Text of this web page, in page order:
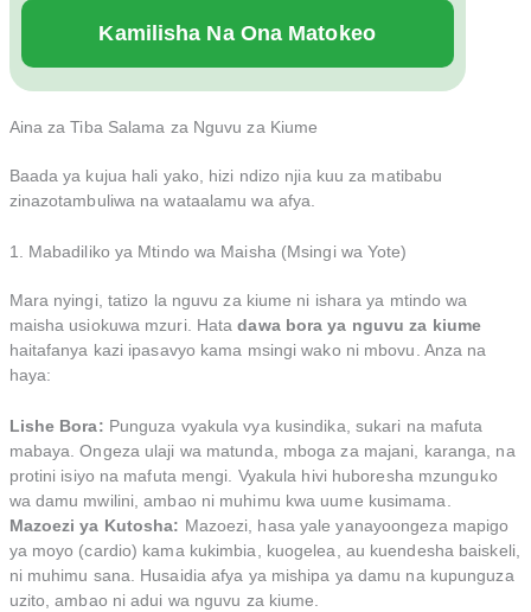
Aina za Tiba Salama za Nguvu za Kiume
Baada ya kujua hali yako, hizi ndizo njia kuu za matibabu
zinazotambuliwa na wataalamu wa afya.
1. Mabadiliko ya Mtindo wa Maisha (Msingi wa Yote)
Mara nyingi, tatizo la nguvu za kiume ni ishara ya mtindo wa
maisha usiokuwa mzuri. Hatadawa bora ya nguvu za kiume
haitafanya kazi ipasavyo kama msingi wako ni mbovu. Anza na
haya:
Lishe Bora: Punguza vyakula vya kusindika, sukari na mafuta
mabaya. Ongeza ulaji wa matunda, mboga za majani, karanga, na
protini isiyo na mafuta mengi. Vyakula hivi huboresha mzunguko
wa damu mwilini, ambao ni muhimu kwa uume kusimama.
Mazoezi ya Kutosha: Mazoezi, hasa yale yanayoongeza mapigo
ya moyo (cardio) kama kukimbia, kuogelea, au kuendesha baiskeli,
ni muhimu sana. Husaidia afya ya mishipa ya damu na kupunguza
uzito, ambao ni adui wa nguvu za kiume.